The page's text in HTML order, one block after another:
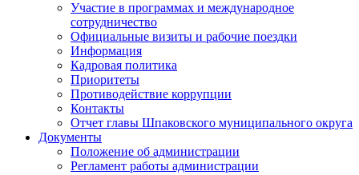
Участие в программах и международное
сотрудничество
Официальные визиты и рабочие поездки
Информация
Кадровая политика
Приоритеты
Противодействие коррупции
Контакты
Отчет главы Шпаковского муниципального округа
Документы
Положение об администрации
Регламент работы администрации